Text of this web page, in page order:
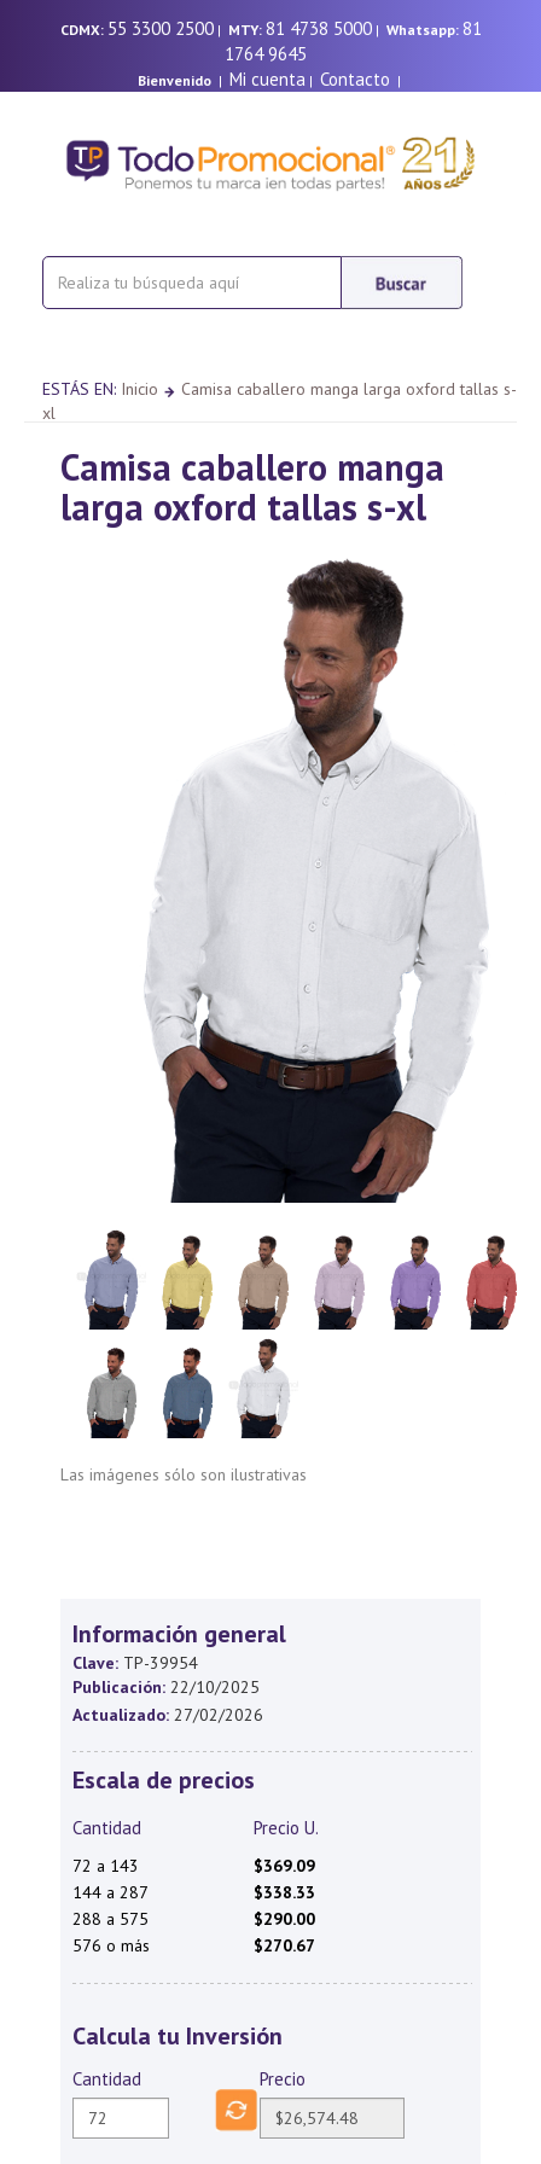
CDMX: 55 3300 2500| MTY: 81 4738 5000| Whatsapp: 81
1764 9645
Bienvenido| Mi cuenta | Contacto |
ESTÁS EN: Inicio
Camisa caballero manga larga oxford tallas s-
xl
Camisa caballero manga
larga oxford tallas s-xl
Las imágenes sólo son ilustrativas
Información general
Clave: TP-39954
Publicación: 22/10/2025
Actualizado: 27/02/2026
Escala de precios
Cantidad Precio U.
72 a 143
$369.09
144 a 287
$338.33
288 a 575
$290.00
576 o más
$270.67
Calcula tu Inversión
Cantidad Precio